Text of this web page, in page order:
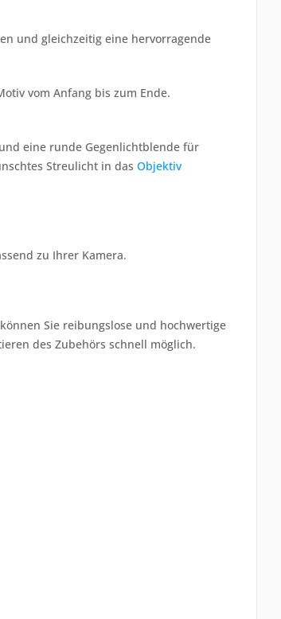
und gleichzeitig eine hervorragende
vom Anfang bis zum Ende.
eine runde Gegenlichtblende für
Streulicht in das Objektiv
zu Ihrer Kamera.
Sie reibungslose und hochwertige
des Zubehörs schnell möglich.